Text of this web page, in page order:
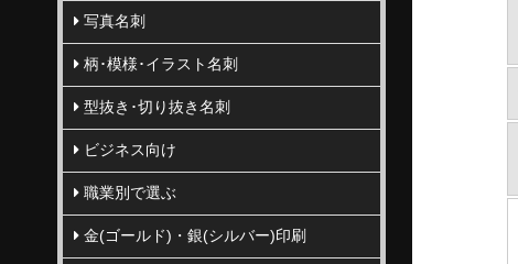
写真名刺
柄･模様･イラスト名刺
型抜き･切り抜き名刺
ビジネス向け
職業別で選ぶ
金(ゴールド)・銀(シルバー)印刷